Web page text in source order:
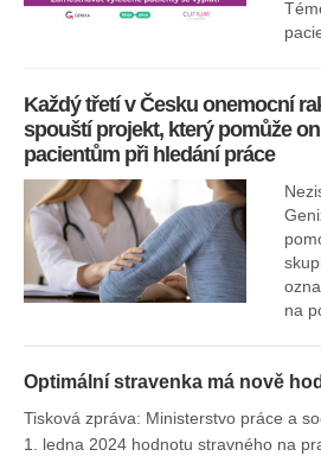
Každý třetí v Česku onemocní
spouští projekt, který pomůže
pacientům při hledání práce
na
Optimální stravenka má nově
Tisková zpráva: Ministerstvo práce a
1. ledna 2024 hodnotu stravného na